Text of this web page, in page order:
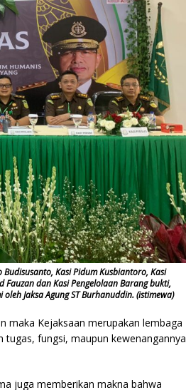
Kasi Pidum Kusbiantoro, Kasi
Fauzan dan Kasi Pengelolaan Barang bukti,
Jaksa Agung ST Burhanuddin. (istimewa)
maka Kejaksaan merupakan lembaga
tugas, fungsi, maupun kewenangannya
juga memberikan makna bahwa